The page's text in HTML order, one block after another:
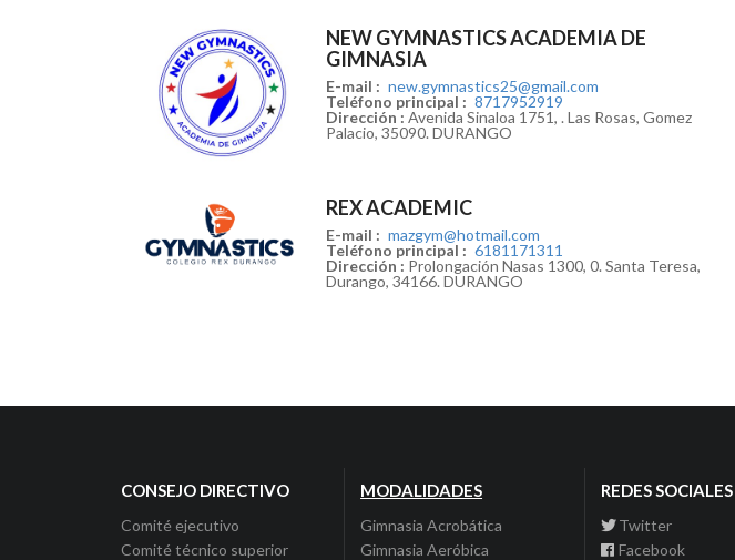
NEW GYMNASTICS ACADEMIA DE
GIMNASIA
E-mail : new.gymnastics25@gmail.com
Teléfono principal : 8717952919
Dirección : Avenida Sinaloa 1751, . Las Rosas, Gomez
Palacio, 35090. DURANGO
REX ACADEMIC
E-mail : mazgym@hotmail.com
Teléfono principal : 6181171311
Dirección : Prolongación Nasas 1300, 0. Santa Teresa,
Durango, 34166. DURANGO
CONSEJO DIRECTIVO
Comité ejecutivo
Comité técnico superior
MODALIDADES
Gimnasia Acrobática
Gimnasia Aeróbica
REDES SOCIALES
Twitter
Facebook